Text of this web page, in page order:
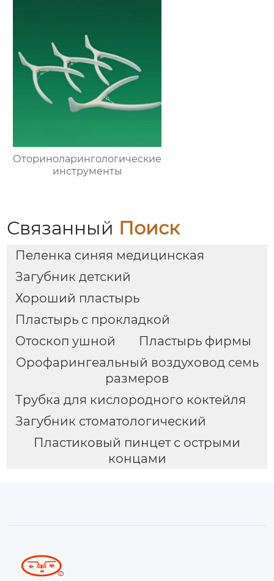
Оториноларингологические
инструменты
Связанный Поиск
Пеленка синяя медицинская
Загубник детский
Хороший пластырь
Пластырь с прокладкой
Отоскоп ушной
Пластырь фирмы
Орофарингеальный воздуховод семь
размеров
Трубка для кислородного коктейля
Загубник стоматологический
Пластиковый пинцет с острыми
концами